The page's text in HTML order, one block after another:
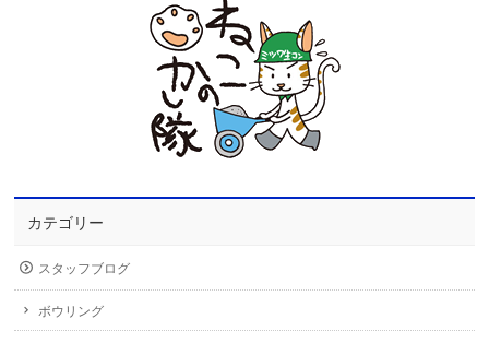
カテゴリー
スタッフブログ
ボウリング